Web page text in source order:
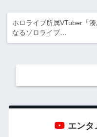
ホロライブ所属VTuber「
なるソロライブ…
エンタ